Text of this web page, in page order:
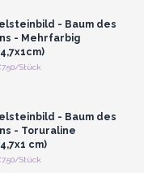
- Baum des
- Mehrfarbig
Stück
Anmelden oder
- Baum des
- Toruraline
cm)
Stück
Anmelden oder